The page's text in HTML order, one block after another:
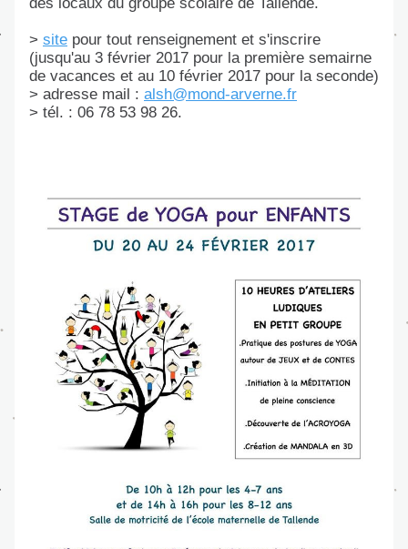
> site pour tout renseignement et s'inscrire
(jusqu'au 3 février 2017 pour la première semairne
de vacances et au 10 février 2017 pour la seconde)
> adresse mail : alsh@mond-arverne.fr
> tél. : 06 78 53 98 26.